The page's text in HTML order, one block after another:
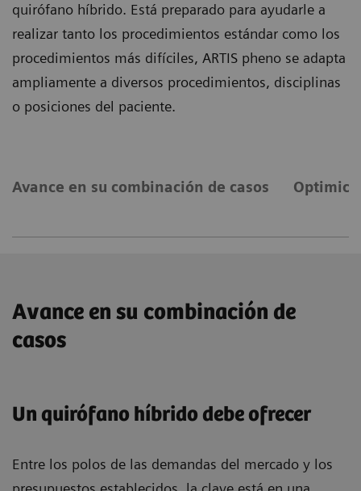
quirófano híbrido. Está preparado para ayudarle a
realizar tanto los procedimientos estándar como los
procedimientos más difíciles, ARTIS pheno se adapta
ampliamente a diversos procedimientos, disciplinas
o posiciones del paciente.
Avance en su combinación de casos
Avance en su combinación de
casos
Un quirófano híbrido debe ofrecer
Entre los polos de las demandas del mercado y los